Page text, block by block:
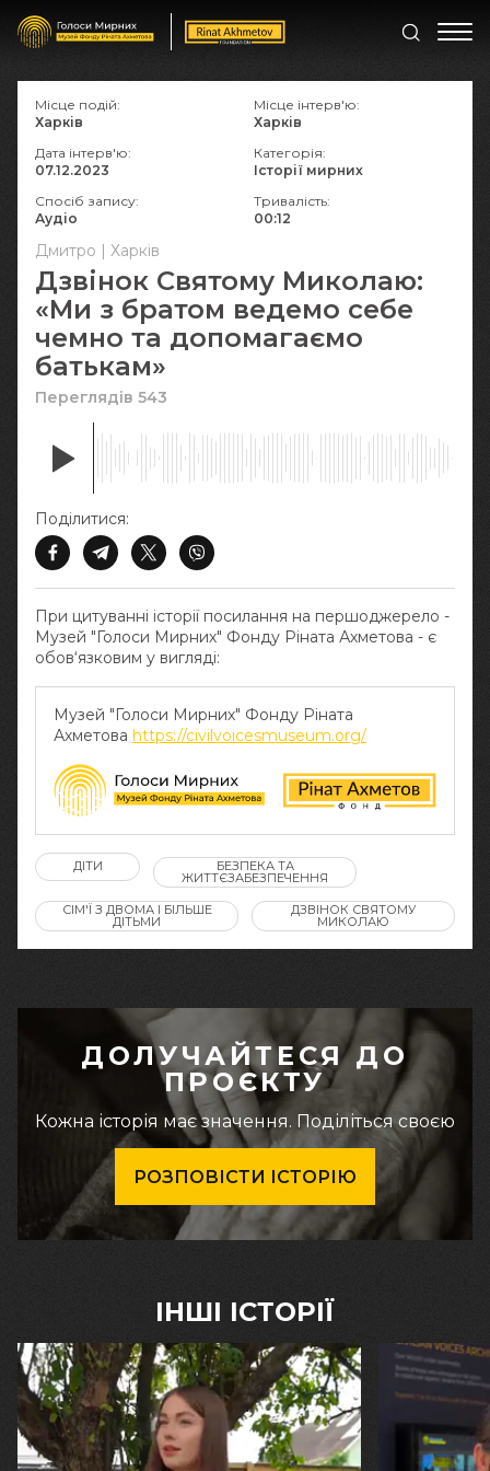
Дмитро | Харків
Дзвінок Святому Миколаю:
«Ми з братом ведемо себе
чемно та допомагаємо
батькам»
Переглядів 543
При цитуванні історії посилання на першоджерело -
Музей "Голоси Мирних" Фонду Ріната Ахметова - є
обов‘язковим у вигляді:
Музей "Голоси Мирних" Фонду Ріната
Ахметова https://civilvoicesmuseum.org/
Поділитися:
Місце подій:
Харків
Місце інтерв'ю:
Харків
Дата інтерв'ю:
07.12.2023
Категорія:
Історії мирних
Спосіб запису:
Аудіо
Тривалість:
00:12
ДІТИ БЕЗПЕКА ТА
ЖИТТЄЗАБЕЗПЕЧЕННЯ
СІМ'Ї З ДВОМА І БІЛЬШЕ
ДІТЬМИ
ДЗВІНОК СВЯТОМУ
МИКОЛАЮ
ДОЛУЧАЙТЕСЯ ДО
ПРОЄКТУ
Кожна історія має значення. Поділіться своєю
РОЗПОВІСТИ ІСТОРІЮ
ІНШІ ІСТОРІЇ